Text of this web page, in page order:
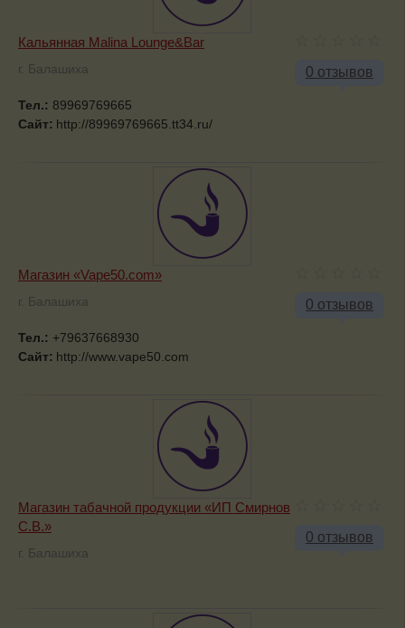
0 отзывов
Кальянная Malina Lounge&Bar
г. Балашиха
Тел.: 89969769665
Сайт: http://89969769665.tt34.ru/
0 отзывов
Магазин «Vape50.com»
г. Балашиха
Тел.: +79637668930
Сайт: http://www.vape50.com
0 отзывов
Магазин табачной продукции «ИП Смирнов
С.В.»
г. Балашиха